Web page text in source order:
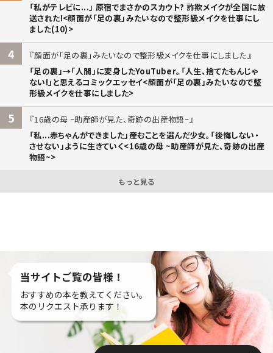
「私がテレビに...」 原宿でまさかのスカウト? 詐欺メイクが全国に放
送された!<顔面が「足の裏」みたいなので整形級メイクを仕事にし
ました(10)>
4
顔面が「足の裏」みたいなので整形級メイクを仕事にしました
「足の裏」→「人間」に変身したYouTuber。「人生、捨てたもんじゃ
ない!」と思えるコミックエッセイ<顔面が「足の裏」みたいなので整
形級メイクを仕事にしました>
5
16歳の母 ~助産師が見た、奇跡の出産物語~
「私...赤ちゃんができました」――産むことを選んだ少女。「後悔しない・
させない」ように生きていく<16歳の母 ~助産師が見た、奇跡の出産
物語~>
もっと見る
当サイトご覧の皆様！
おすすめの本を教えてください。
本のリクエスト承ります！